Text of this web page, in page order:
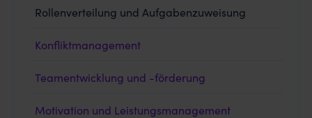
Rollenverteilung und Aufgabenzuweisung
Konfliktmanagement
Teamentwicklung und -förderung
Motivation und Leistungsmanagement